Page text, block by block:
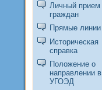
Личный прием
граждан
Прямые линии
Историческая
справка
Положение о
направлении в
УГОЭД